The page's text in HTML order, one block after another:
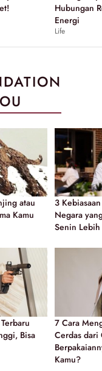
Hubungan
Energi
Life
atau
Kamu
3
Negara
Senin
Bisa
7 Cara
Cerdas dari
Kamu?